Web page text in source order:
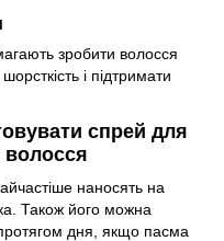
зробити волосся
і підтримати
спрей для
волосся
наносять на
Також його можна
дня, якщо пасма